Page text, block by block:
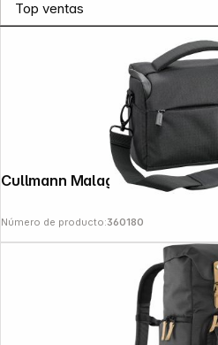
Número de producto:360180